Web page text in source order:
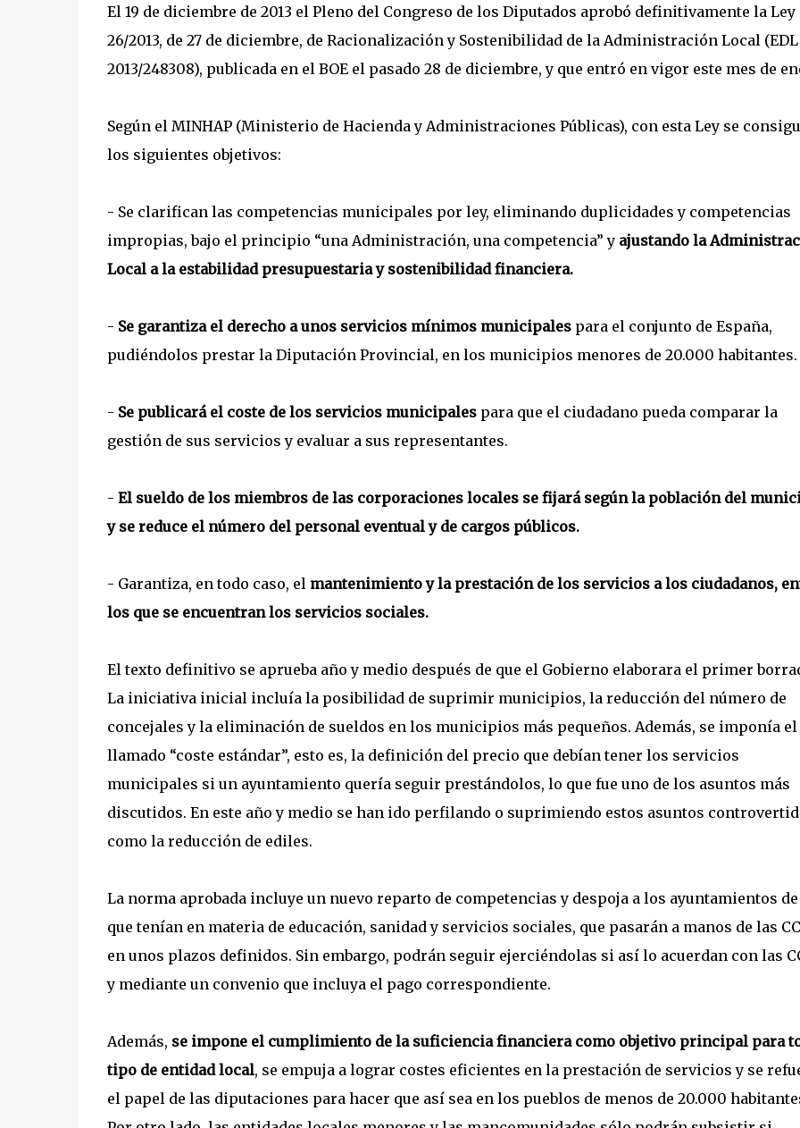
El 19 de diciembre de 2013 el Pleno del Congreso de los Diputados aprobó definitivamente la Ley
26/2013, de 27 de diciembre, de Racionalización y Sostenibilidad de la Administración Local (EDL
2013/248308), publicada en el BOE el pasado 28 de diciembre, y que entró en vigor este mes de
Según el MINHAP (Ministerio de Hacienda y Administraciones Públicas), con esta Ley se
los siguientes objetivos:
- Se clarifican las competencias municipales por ley, eliminando duplicidades y competencias
impropias, bajo el principio “una Administración, una competencia” y ajustando la
Local a la estabilidad presupuestaria y sostenibilidad financiera.
- Se garantiza el derecho a unos servicios mínimos municipalespara el conjunto de España,
pudiéndolos prestar la Diputación Provincial, en los municipios menores de 20.000 habitantes.
- Se publicará el coste de los servicios municipalespara que el ciudadano pueda comparar la
gestión de sus servicios y evaluar a sus representantes.
- El sueldo de los miembros de las corporaciones locales se fijará según la población del
y se reduce el número del personal eventual y de cargos públicos.
- Garantiza, en todo caso, el mantenimiento y la prestación de los servicios a los ciudadanos,
los que se encuentran los servicios sociales.
El texto definitivo se aprueba año y medio después de que el Gobierno elaborara el primer
La iniciativa inicial incluía la posibilidad de suprimir municipios, la reducción del número de
concejales y la eliminación de sueldos en los municipios más pequeños. Además, se imponía el
llamado “coste estándar”, esto es, la definición del precio que debían tener los servicios
municipales si un ayuntamiento quería seguir prestándolos, lo que fue uno de los asuntos más
discutidos. En este año y medio se han ido perfilando o suprimiendo estos asuntos
como la reducción de ediles.
La norma aprobada incluye un nuevo reparto de competencias y despoja a los ayuntamientos
que tenían en materia de educación, sanidad y servicios sociales, que pasarán a manos de las
en unos plazos definidos. Sin embargo, podrán seguir ejerciéndolas si así lo acuerdan con las
y mediante un convenio que incluya el pago correspondiente.
Además, se impone el cumplimiento de la suficiencia financiera como objetivo principal para
tipo de entidad local, se empuja a lograr costes eficientes en la prestación de servicios y se
el papel de las diputaciones para hacer que así sea en los pueblos de menos de 20.000